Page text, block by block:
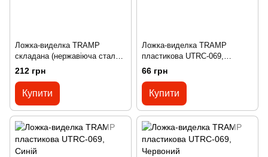
Ложка-виделка TRAMP
складана (нержавіюча сталь)
UTRC-042
212 грн
Купити
Ложка-виделка TRAMP
пластикова UTRC-069,
Жовтий
66 грн
Купити